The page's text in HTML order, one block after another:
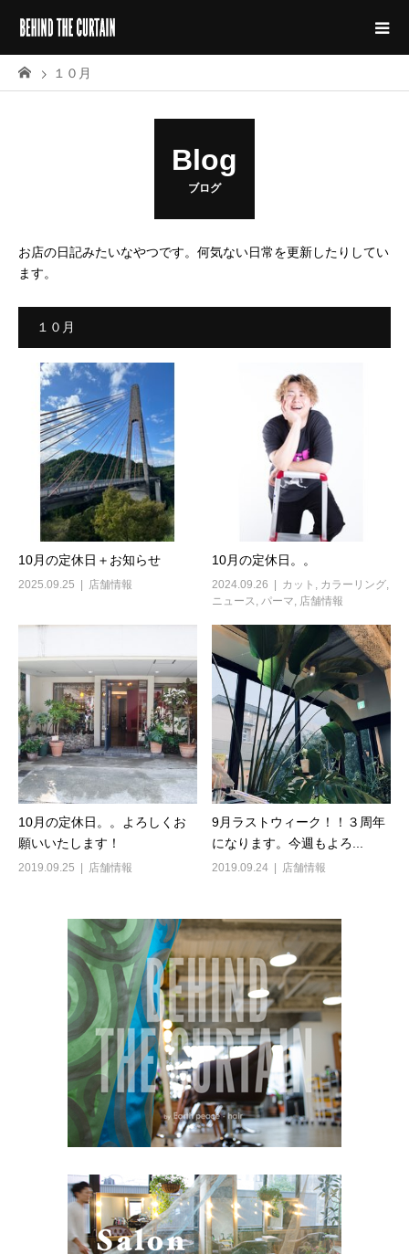
１０月
Blog
ブログ
お店の日記みたいなやつです。何気ない日常を更新したりしてい
ます。
１０月
10月の定休日＋お知らせ
2025.09.25 店舗情報
10月の定休日。。
2024.09.26 カット , カラーリング,
ニュース, パーマ, 店舗情報
10月の定休日。。よろしくお
願いいたします！
2019.09.25 店舗情報
9月ラストウィーク！！３周年
になります。今週もよろ...
2019.09.24 店舗情報